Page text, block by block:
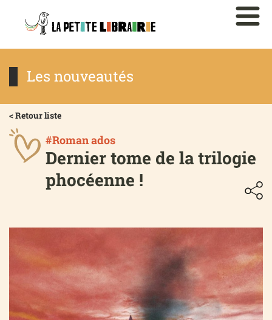
Les nouveautés
< Retour liste
#Roman ados
Dernier tome de la trilogie
phocéenne !